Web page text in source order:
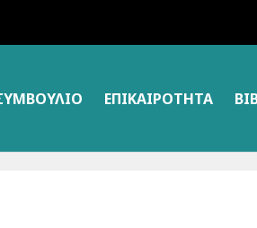
ΕΠΙΚΑΙΡΌΤΗΤΑ